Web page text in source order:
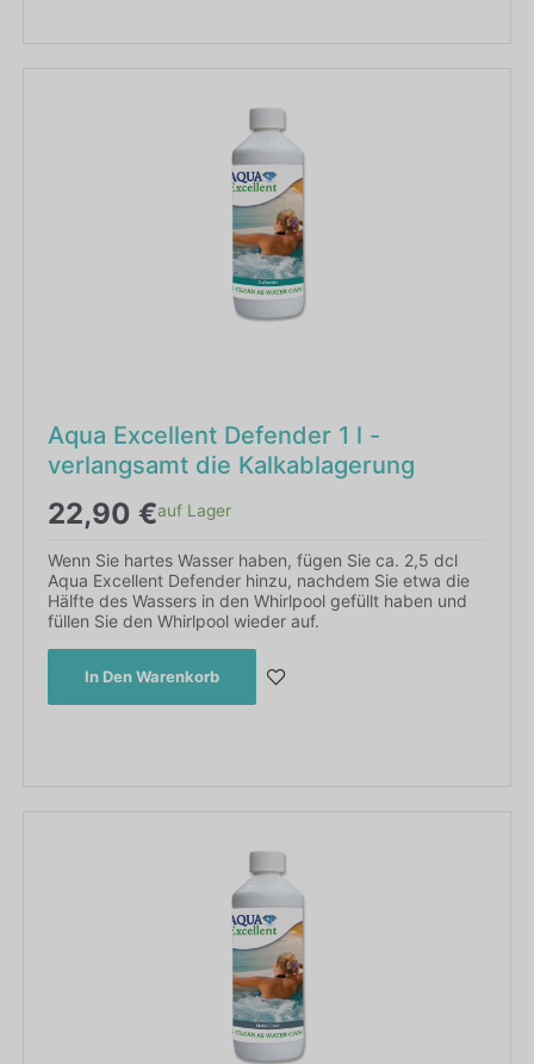
Aqua Excellent Defender 1 l -
verlangsamt die Kalkablagerung
22,90 €auf Lager
Wenn Sie hartes Wasser haben, fügen Sie ca. 2,5 dcl
Aqua Excellent Defender hinzu, nachdem Sie etwa die
Hälfte des Wassers in den Whirlpool gefüllt haben und
füllen Sie den Whirlpool wieder auf.
In Den Warenkorb